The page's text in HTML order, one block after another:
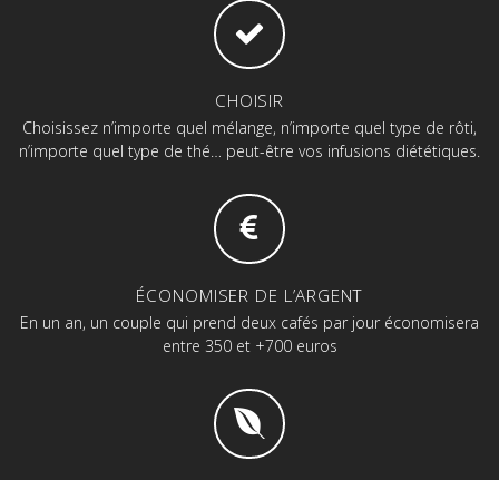
CHOISIR
Choisissez n’importe quel mélange, n’importe quel type de rôti,
n’importe quel type de thé… peut-être vos infusions diététiques.
ÉCONOMISER DE L’ARGENT
En un an, un couple qui prend deux cafés par jour économisera
entre 350 et +700 euros